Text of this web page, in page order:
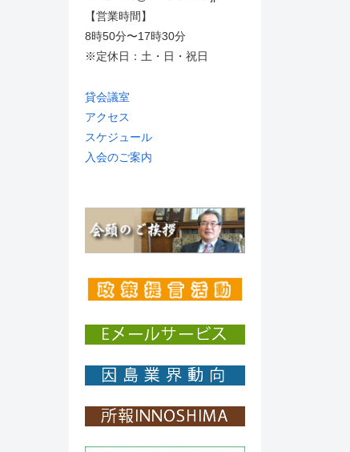
【営業時間】
8時50分〜17時30分
※定休日：土・日・祝日
貸会議室
アクセス
スケジュール
入会のご案内